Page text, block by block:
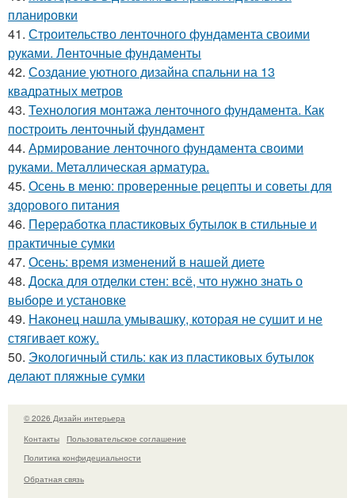
планировки
41. Строительство ленточного фундамента своими
руками. Ленточные фундаменты
42. Создание уютного дизайна спальни на 13
квадратных метров
43. Технология монтажа ленточного фундамента. Как
построить ленточный фундамент
44. Армирование ленточного фундамента своими
руками. Металлическая арматура.
45. Осень в меню: проверенные рецепты и советы для
здорового питания
46. Переработка пластиковых бутылок в стильные и
практичные сумки
47. Осень: время изменений в нашей диете
48. Доска для отделки стен: всё, что нужно знать о
выборе и установке
49. Наконец нашла умывашку, которая не сушит и не
стягивает кожу.
50. Экологичный стиль: как из пластиковых бутылок
делают пляжные сумки
© 2026 Дизайн интерьера
Контакты
Пользовательское соглашение
Политика конфидециальности
Обратная связь